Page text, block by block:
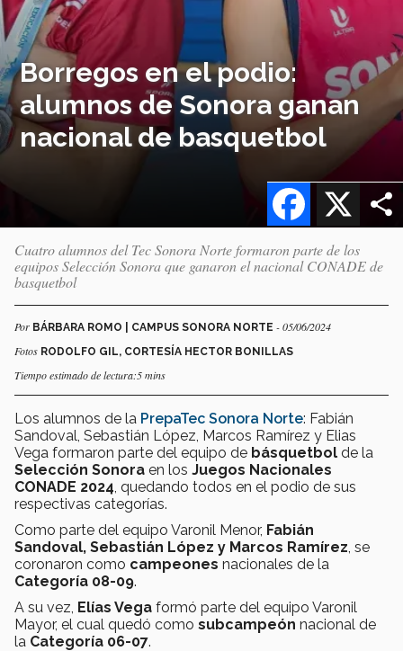
Borregos en el podio:
alumnos de Sonora ganan
nacional de basquetbol
X
Facebook
Cuatro alumnos del Tec Sonora Norte formaron parte de los
equipos Selección Sonora que ganaron el nacional CONADE de
basquetbol
Por BÁRBARA ROMO | CAMPUS SONORA NORTE - 05/06/2024
Fotos RODOLFO GIL, CORTESÍA HECTOR BONILLAS
Tiempo estimado de lectura:5 mins
Los alumnos de la PrepaTec Sonora Norte: Fabián
Sandoval, Sebastián López, Marcos Ramírez y Elias
Vega formaron parte del equipo de básquetbol de la
Selección Sonora en los Juegos Nacionales
CONADE 2024 , quedando todos en el podio de sus
respectivas categorías.
Como parte del equipo Varonil Menor, Fabián
Sandoval, Sebastián López y Marcos Ramírez , se
coronaron como campeones nacionales de la
Categoría 08-09.
A su vez, Elías Vega formó parte del equipo Varonil
Mayor, el cual quedó como subcampeón nacional de
la Categoría 06-07.